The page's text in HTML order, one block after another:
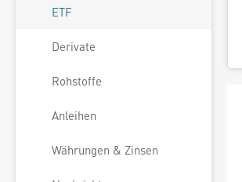
ETF
Derivate
Rohstoffe
Anleihen
Währungen & Zinsen